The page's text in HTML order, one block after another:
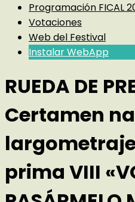
Programación FICAL
Votaciones
Web del Festival
Instalar WebApp
RUEDA DE
Certamen
prima VIII